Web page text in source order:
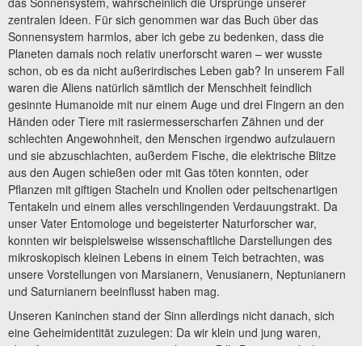
zentralen Ideen. Für sich genommen war das Buch über das
Sonnensystem harmlos, aber ich gebe zu bedenken, dass die
Planeten damals noch relativ unerforscht waren – wer wusste
schon, ob es da nicht außerirdisches Leben gab? In unserem Fall
waren die Aliens natürlich sämtlich der Menschheit feindlich
gesinnte Humanoide mit nur einem Auge und drei Fingern an den
Händen oder Tiere mit rasiermesserscharfen Zähnen und der
schlechten Angewohnheit, den Menschen irgendwo aufzulauern
und sie abzuschlachten, außerdem Fische, die elektrische Blitze
aus den Augen schießen oder mit Gas töten konnten, oder
Pflanzen mit giftigen Stacheln und Knollen oder peitschenartigen
Tentakeln und einem alles verschlingenden Verdauungstrakt. Da
unser Vater Entomologe und begeisterter Naturforscher war,
konnten wir beispielsweise wissenschaftliche Darstellungen des
mikroskopisch kleinen Lebens in einem Teich betrachten, was
unsere Vorstellungen von Marsianern, Venusianern, Neptunianern
und Saturnianern beeinflusst haben mag.
Unseren Kaninchen stand der Sinn allerdings nicht danach, sich
eine Geheimidentität zuzulegen: Da wir klein und jung waren,